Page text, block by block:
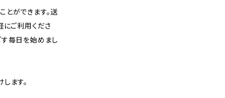
ができます。送
にご利用くださ
毎日を始めまし
ます。